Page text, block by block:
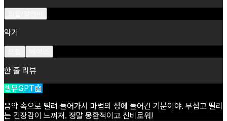
악기
한 줄 리뷰
셀뮤GPT🤖
음악 속으로 빨려 들어가서 마법의 성에 들어간 기분이야. 무섭고 떨리
는 긴장감이 느껴져. 정말 몽환적이고 신비로워!